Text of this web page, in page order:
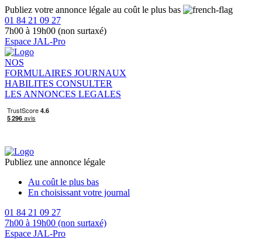
Publiez votre annonce légale au coût le plus bas
01 84 21 09 27
7h00 à 19h00 (non surtaxé)
Espace JAL-Pro
NOS
FORMULAIRES JOURNAUX
HABILITES CONSULTER
LES ANNONCES LEGALES
Publiez une annonce légale
Au coût le plus bas
En choisissant votre journal
01 84 21 09 27
7h00 à 19h00 (non surtaxé)
Espace JAL-Pro